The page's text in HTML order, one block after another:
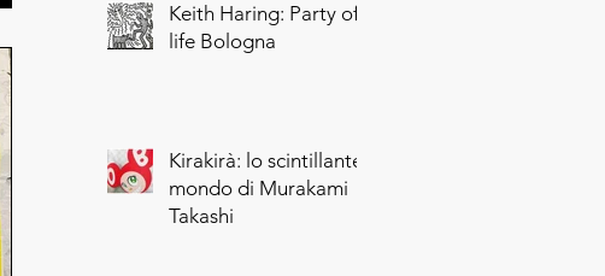
Keith Haring: Party of
life Bologna
Kirakirà: lo scintillante
mondo di Murakami
Takashi